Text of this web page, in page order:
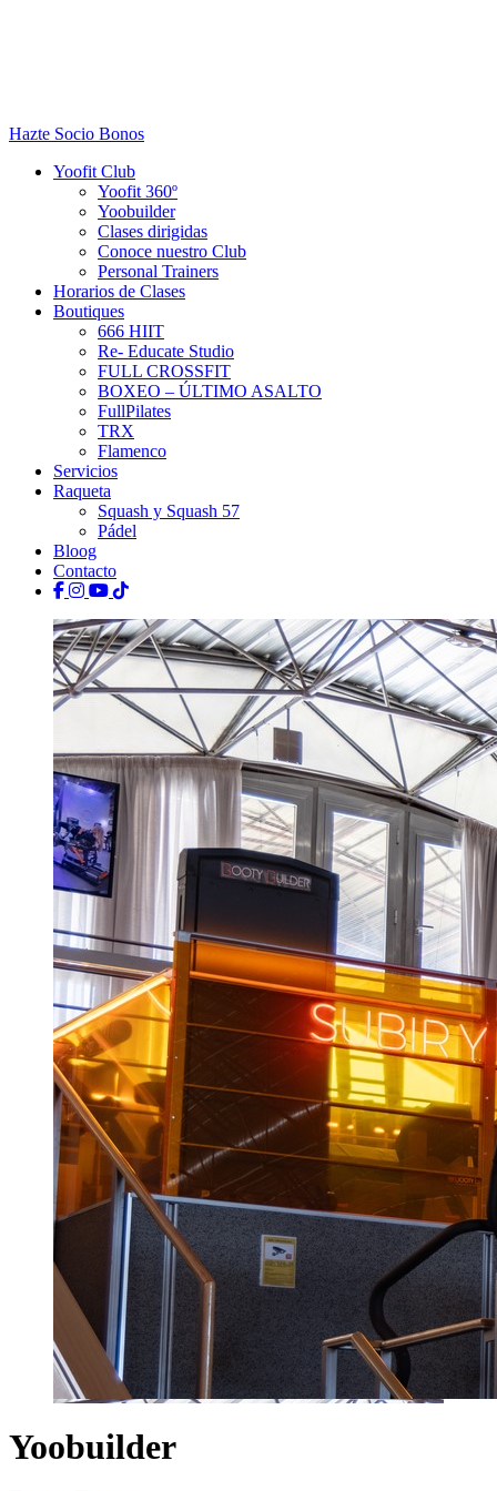
Hazte Socio Bonos
Yoofit Club
Yoofit 360º
Yoobuilder
Clases dirigidas
Conoce nuestro Club
Personal Trainers
Horarios de Clases
Boutiques
666 HIIT
Re- Educate Studio
FULL CROSSFIT
BOXEO – ÚLTIMO ASALTO
FullPilates
TRX
Flamenco
Servicios
Raqueta
Squash y Squash 57
Pádel
Bloog
Contacto
Yoobuilder